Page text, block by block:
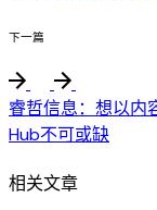
下一篇
睿哲信息：想以内
Hub不可或缺
相关文章